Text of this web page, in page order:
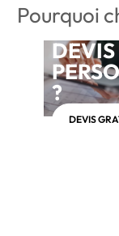
Pourquoi
DEVIS
?
DEVIS